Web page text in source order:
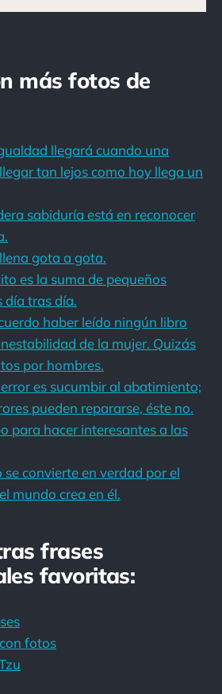
más fotos de
llegará cuando una
tan lejos como hoy llega un
sabiduría está en reconocer
gota a gota.
es la suma de pequeños
día tras día.
haber leído ningún libro
de la mujer. Quizás
por hombres.
es sucumbir al abatimiento;
pueden repararse, éste no.
para hacer interesantes a las
se convierte en verdad por el
mundo crea en él.
frases
favoritas:
fotos